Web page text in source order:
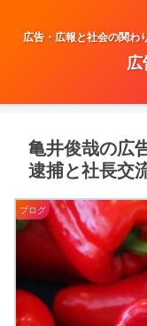
広告・広報と社会の関わ
広
亀井俊哉の広
逮捕と社長交
ブログ